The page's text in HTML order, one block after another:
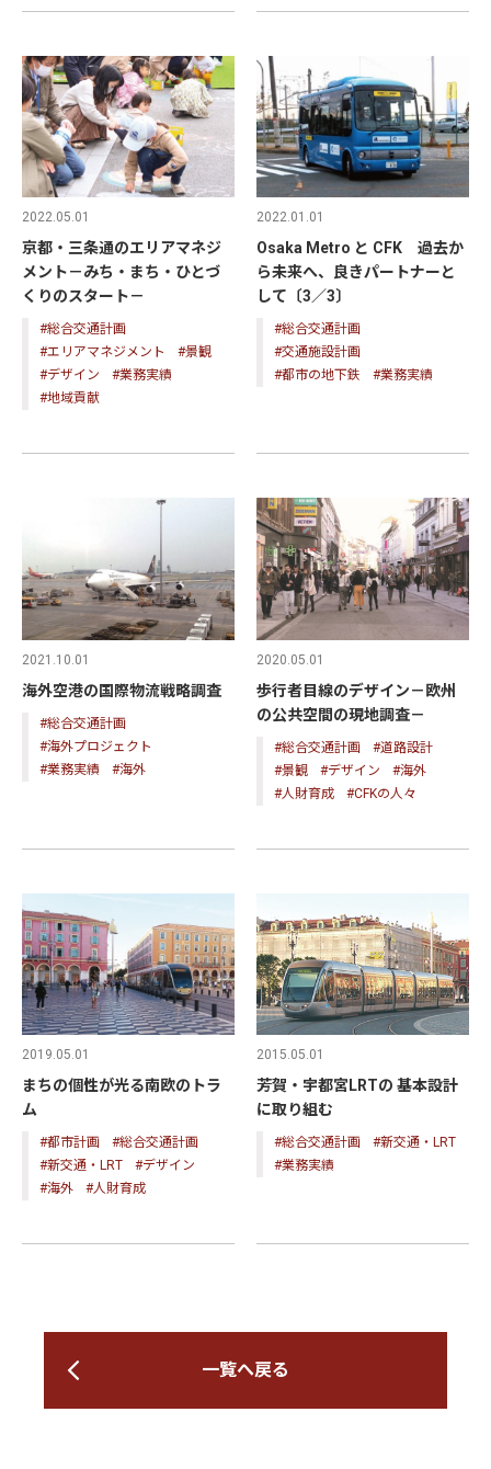
2022.05.01
京都・三条通のエリアマネジ
メント－みち・まち・ひとづ
くりのスタート－
#総合交通計画
#エリアマネジメント
#景観
#デザイン
#業務実績
#地域貢献
2022.01.01
Osaka Metro と CFK 過去か
ら未来へ、良きパートナーと
して〔3／3〕
#総合交通計画
#交通施設計画
#都市の地下鉄
#業務実績
2021.10.01
海外空港の国際物流戦略調査
#総合交通計画
#海外プロジェクト
#業務実績
#海外
2020.05.01
歩行者目線のデザイン－欧州
の公共空間の現地調査－
#総合交通計画
#道路設計
#景観
#デザイン
#海外
#人財育成
#CFKの人々
2019.05.01
まちの個性が光る南欧のトラ
ム
#都市計画
#総合交通計画
#新交通・LRT
#デザイン
#海外
#人財育成
2015.05.01
芳賀・宇都宮LRTの 基本設計
に取り組む
#総合交通計画
#新交通・LRT
#業務実績
一覧へ戻る